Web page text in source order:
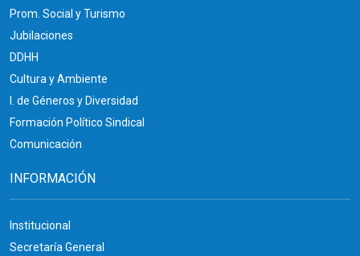
Prom. Social y Turismo
Jubilaciones
DDHH
Cultura y Ambiente
I. de Géneros y Diversidad
Formación Político Sindical
Comunicación
INFORMACIÓN
Institucional
Secretaría General